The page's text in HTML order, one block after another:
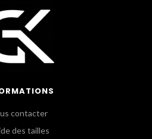
contacter
des tailles